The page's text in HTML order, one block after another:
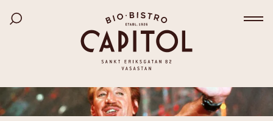
huvudinnehåll
Bio Capitol
Sök bland filmer